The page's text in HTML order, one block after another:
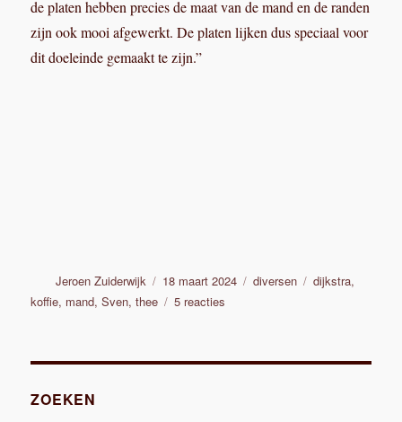
de platen hebben precies de maat van de mand en de randen
zijn ook mooi afgewerkt. De platen lijken dus speciaal voor
dit doeleinde gemaakt te zijn.”
Auteur
Jeroen Zuiderwijk
Geplaatst
op
18 maart 2024 Categorieën
diversen Tags
dijkstra,
koffie, mand,Sven,thee 5 reacties
ZOEKEN